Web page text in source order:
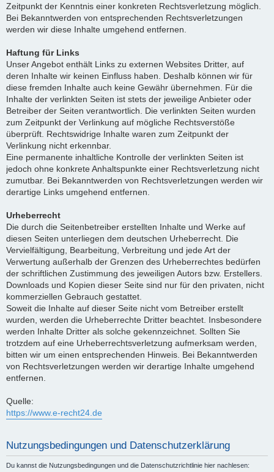
Zeitpunkt der Kenntnis einer konkreten Rechtsverletzung möglich.
Bei Bekanntwerden von entsprechenden Rechtsverletzungen
werden wir diese Inhalte umgehend entfernen.
Haftung für Links
Unser Angebot enthält Links zu externen Websites Dritter, auf
deren Inhalte wir keinen Einfluss haben. Deshalb können wir für
diese fremden Inhalte auch keine Gewähr übernehmen. Für die
Inhalte der verlinkten Seiten ist stets der jeweilige Anbieter oder
Betreiber der Seiten verantwortlich. Die verlinkten Seiten wurden
zum Zeitpunkt der Verlinkung auf mögliche Rechtsverstöße
überprüft. Rechtswidrige Inhalte waren zum Zeitpunkt der
Verlinkung nicht erkennbar.
Eine permanente inhaltliche Kontrolle der verlinkten Seiten ist
jedoch ohne konkrete Anhaltspunkte einer Rechtsverletzung nicht
zumutbar. Bei Bekanntwerden von Rechtsverletzungen werden wir
derartige Links umgehend entfernen.
Urheberrecht
Die durch die Seitenbetreiber erstellten Inhalte und Werke auf
diesen Seiten unterliegen dem deutschen Urheberrecht. Die
Vervielfältigung, Bearbeitung, Verbreitung und jede Art der
Verwertung außerhalb der Grenzen des Urheberrechtes bedürfen
der schriftlichen Zustimmung des jeweiligen Autors bzw. Erstellers.
Downloads und Kopien dieser Seite sind nur für den privaten, nicht
kommerziellen Gebrauch gestattet.
Soweit die Inhalte auf dieser Seite nicht vom Betreiber erstellt
wurden, werden die Urheberrechte Dritter beachtet. Insbesondere
werden Inhalte Dritter als solche gekennzeichnet. Sollten Sie
trotzdem auf eine Urheberrechtsverletzung aufmerksam werden,
bitten wir um einen entsprechenden Hinweis. Bei Bekanntwerden
von Rechtsverletzungen werden wir derartige Inhalte umgehend
entfernen.
Quelle:
https://www.e-recht24.de
Nutzungsbedingungen und Datenschutzerklärung
Du kannst die Nutzungsbedingungen und die Datenschutzrichtlinie hier nachlesen: